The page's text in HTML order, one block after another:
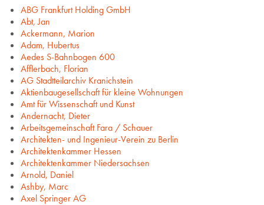
ABG Frankfurt Holding GmbH
Abt, Jan
Ackermann, Marion
Adam, Hubertus
Aedes S-Bahnbogen 600
Afflerbach, Florian
AG Stadtteilarchiv Kranichstein
Aktienbaugesellschaft für kleine Wohnungen
Amt für Wissenschaft und Kunst
Andernacht, Dieter
Arbeitsgemeinschaft Fara / Schauer
Architekten- und Ingenieur-Verein zu Berlin
Architektenkammer Hessen
Architektenkammer Niedersachsen
Arnold, Daniel
Ashby, Marc
Axel Springer AG